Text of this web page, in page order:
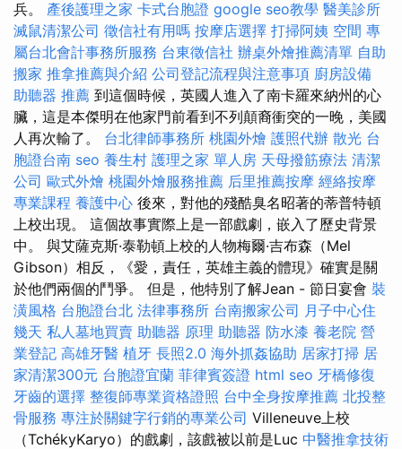
兵。 產後護理之家 卡式台胞證 google seo教學 醫美診所
滅鼠清潔公司 徵信社有用嗎 按摩店選擇 打掃阿姨 空間 專
屬台北會計事務所服務 台東徵信社 辦桌外燴推薦清單 自助
搬家 推拿推薦與介紹 公司登記流程與注意事項 廚房設備
助聽器 推薦 到這個時候，英國人進入了南卡羅來納州的心
臟，這是本傑明在他家門前看到不列顛裔衝突的一晚，美國
人再次輸了。 台北律師事務所 桃園外燴 護照代辦 散光 台
胞證台南 seo 養生村 護理之家 單人房 天母撥筋療法 清潔
公司 歐式外燴 桃園外燴服務推薦 后里推薦按摩 經絡按摩
專業課程 養護中心 後來，對他的殘酷臭名昭著的蒂普特頓
上校出現。 這個故事實際上是一部戲劇，嵌入了歷史背景
中。 與艾薩克斯·泰勒頓上校的人物梅爾·吉布森（Mel
Gibson）相反，《愛，責任，英雄主義的體現》確實是關
於他們兩個的鬥爭。 但是，他特別了解Jean - 節日宴會 裝
潢風格 台胞證台北 法律事務所 台南搬家公司 月子中心住
幾天 私人墓地買賣 助聽器 原理 助聽器 防水漆 養老院 營
業登記 高雄牙醫 植牙 長照2.0 海外抓姦協助 居家打掃 居
家清潔300元 台胞證宜蘭 菲律賓簽證 html seo 牙橋修復
牙齒的選擇 整復師專業資格證照 台中全身按摩推薦 北投整
骨服務 專注於關鍵字行銷的專業公司 Villeneuve上校
（TchékyKaryo）的戲劇，該戲被以前是Luc 中醫推拿技術